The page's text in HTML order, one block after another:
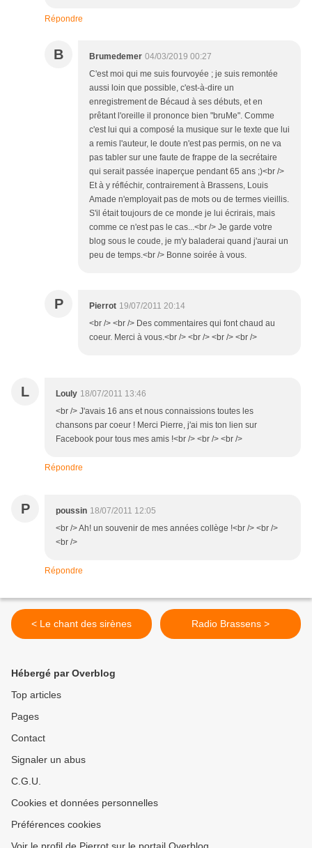
Répondre
B Brumedemer 04/03/2019 00:27
C'est moi qui me suis fourvoyée ; je suis remontée
aussi loin que possible, c'est-à-dire un
enregistrement de Bécaud à ses débuts, et en
prêtant l'oreille il prononce bien "bruMe". Comme
c'est lui qui a composé la musique sur le texte que lui
a remis l'auteur, le doute n'est pas permis, on ne va
pas tabler sur une faute de frappe de la secrétaire
qui serait passée inaperçue pendant 65 ans ;)<br />
Et à y réfléchir, contrairement à Brassens, Louis
Amade n'employait pas de mots ou de termes vieillis.
S'il était toujours de ce monde je lui écrirais, mais
comme ce n'est pas le cas...<br /> Je garde votre
blog sous le coude, je m'y baladerai quand j'aurai un
peu de temps.<br /> Bonne soirée à vous.
P Pierrot 19/07/2011 20:14
<br /> <br /> Des commentaires qui font chaud au
coeur. Merci à vous.<br /> <br /> <br /> <br />
L Louly 18/07/2011 13:46
<br /> J'avais 16 ans et nous connaissions toutes les
chansons par coeur ! Merci Pierre, j'ai mis ton lien sur
Facebook pour tous mes amis !<br /> <br /> <br />
Répondre
P poussin 18/07/2011 12:05
<br /> Ah! un souvenir de mes années collège !<br /> <br />
<br />
Répondre
< Le chant des sirènes Radio Brassens >
Hébergé par Overblog
Top articles
Pages
Contact
Signaler un abus
C.G.U.
Cookies et données personnelles
Préférences cookies